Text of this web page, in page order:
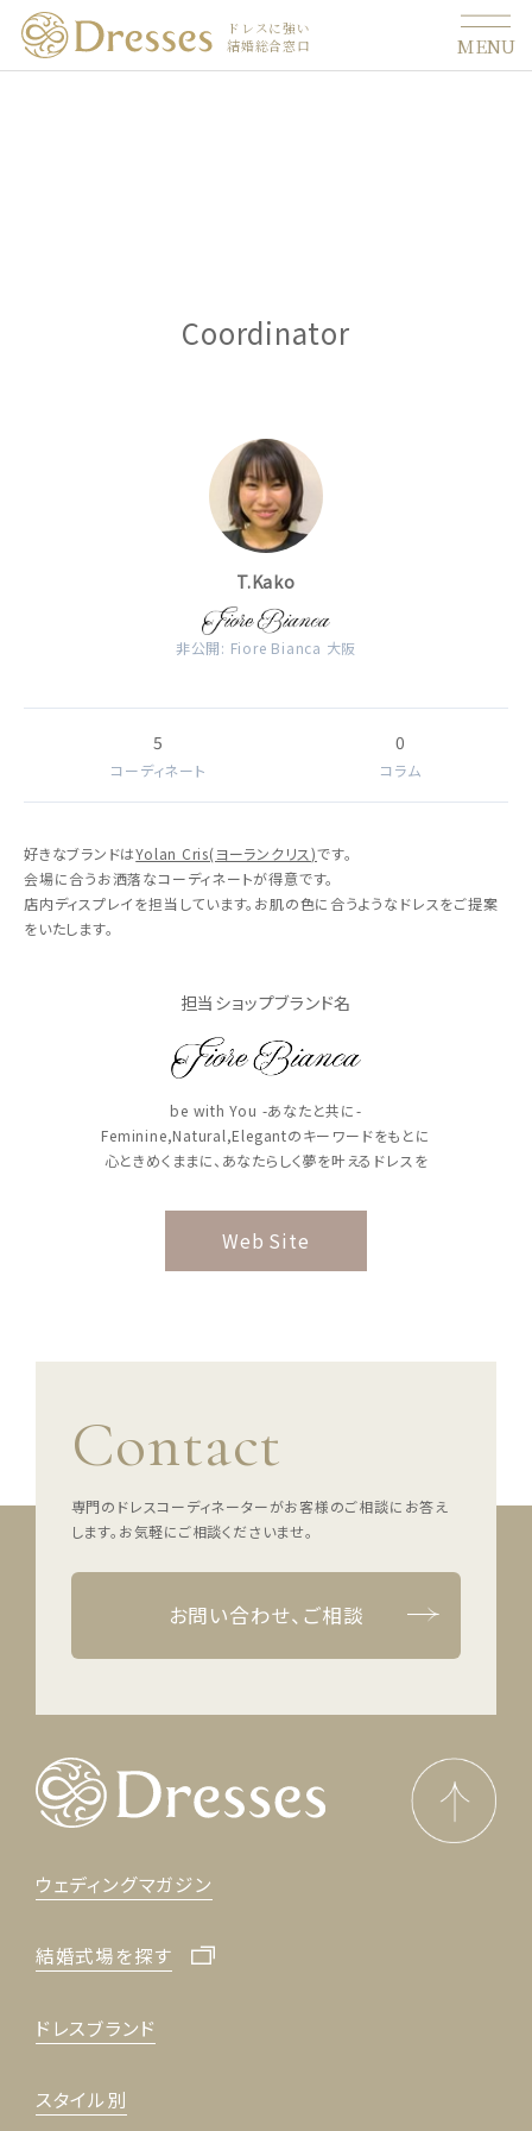
ドレスに強い
結婚総合窓口
MENU
ウェディングマガジン
神社結婚式 お問い合わせ
Coordinator
T.Kako
非公開: Fiore Bianca 大阪
5
コーディネート
0
コラム
好きなブランドはYolan Cris(ヨーランクリス)です。
会場に合うお洒落なコーディネートが得意です。
店内ディスプレイを担当しています。お肌の色に合うようなドレスをご提案
をいたします。
担当ショップブランド名
be with You -あなたと共に-
Feminine,Natural,Elegantのキーワードをもとに
心ときめくままに、あなたらしく夢を叶えるドレスを
Web Site
Contact
専門のドレスコーディネーターがお客様のご相談にお答え
します。 お気軽にご相談くださいませ。
お問い合わせ、ご相談
ウェディングマガジン
結婚式場を探す
ドレスブランド
スタイル別